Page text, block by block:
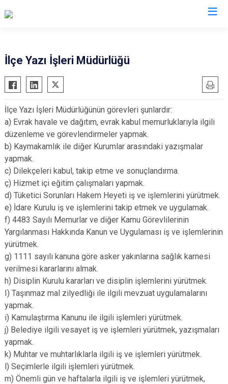
Ahırlı
Akören
Akşehir
Altınekin
Beyşehir
Bozkır
Çeltik
Cihanbeyli
Çumra
Derbent
Derebucak
Ereğli
Güneysınır
Hadim
Hüyük
Ilgın
Kadınhanı
Karapınar
Karatay
Sarayönü
Selçuklu
Seydişehir
Tuzlukçu
Yalıhüyük
Yunak
İlçe Yazı İşleri Müdürlüğü
İlçe Yazı İşleri Müdürlüğünün görevleri şunlardır:
a) Evrak havale ve dağıtım, evrak kabul memurluklarıyla ilgili
düzenleme ve görevlendirmeler yapmak.
b) Kaymakamlık ile diğer Kurumlar arasındaki yazışmalar
yapmak.
c) Dilekçeleri kabul, takip etme ve sonuçlandırma.
ç) Hizmet içi eğitim çalışmaları yapmak.
d) Tüketici Sorunları Hakem Heyeti iş ve işlemlerini yürütmek.
e) İdare Kurulu iş ve işlemlerini takip etmek ve uygulamak.
f) 4483 Sayılı Memurlar ve diğer Kamu Görevlilerinin
Yargılanması Hakkında Kanun ve Uygulaması iş ve işlemlerinin
yürütmek.
g) 1111 sayılı kanuna göre asker yakınlarına sağlık karnesi
verilmesi kararlarını almak.
h) Disiplin Kurulu kararları ve disiplin işlemlerini yürütmek.
I) Taşınmaz mal zilyedliği ile ilgili mevzuat uygulamalarını
yapmak.
i) Kamulaştırma Kanunu ile ilgili işlemleri yürütmek.
j) Belediye ilgili vesayet iş ve işlemleri yürütmek, yazışmaları
yapmak.
k) Muhtar ve muhtarlıklarla ilgili iş ve işlemleri yürütmek.
l) Seçimlerle ilgili işlemleri yürütmek.
m) Önemli gün ve haftalarla ilgili iş ve işlemleri yürütmek,